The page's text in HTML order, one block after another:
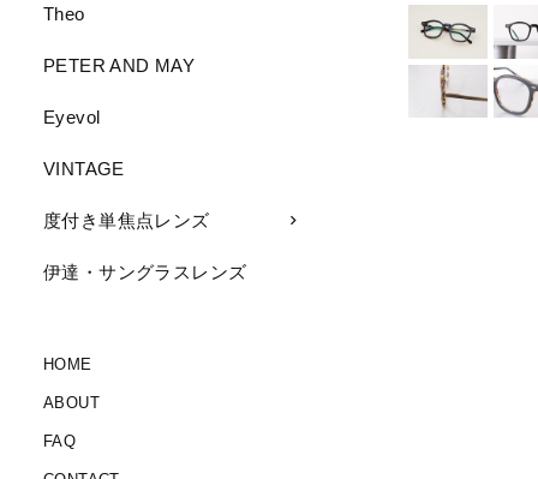
Theo
PETER AND MAY
Eyevol
VINTAGE
度付き単焦点レンズ
伊達・サングラスレンズ
HOME
ABOUT
FAQ